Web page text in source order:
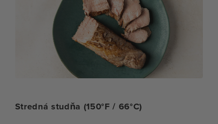
Stredná studňa (150°F / 66°C)